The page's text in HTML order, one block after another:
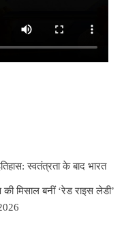
स्वतंत्रता के बाद भारत
मिसाल बनीं ‘रेड राइस लेडी’